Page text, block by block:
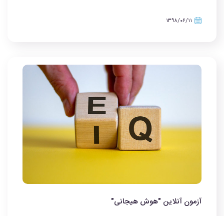
۱۳۹۸/۰۶/۱۱
آزمون آنلاین "هوش هیجانی"